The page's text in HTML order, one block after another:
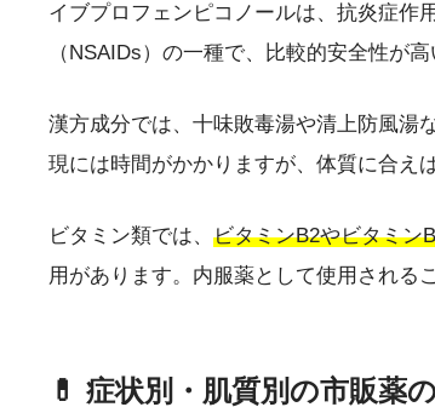
イブプロフェンピコノールは、抗炎症作
（NSAIDs）の一種で、比較的安全性が高
漢方成分では、十味敗毒湯や清上防風湯
現には時間がかかりますが、体質に合え
ビタミン類では、 ビタミンB2やビタミン
用があります。内服薬として使用される
💊 症状別・肌質別の市販薬